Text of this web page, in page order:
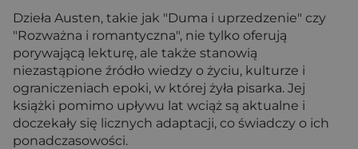
Dzieła Austen, takie jak "Duma i uprzedzenie" czy
"Rozważna i romantyczna", nie tylko oferują
porywającą lekturę, ale także stanowią
niezastąpione źródło wiedzy o życiu, kulturze i
ograniczeniach epoki, w której żyła pisarka. Jej
książki pomimo upływu lat wciąż są aktualne i
doczekały się licznych adaptacji, co świadczy o ich
ponadczasowości.